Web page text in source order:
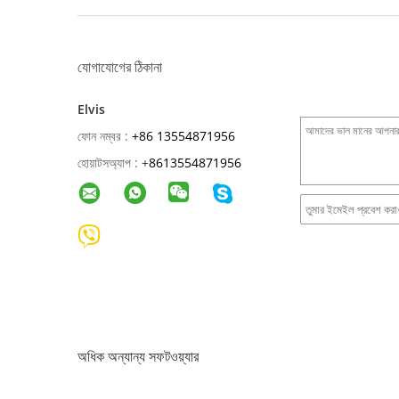
যোগাযোগের ঠিকানা
Elvis
ফোন নম্বর : +86 13554871956
হোয়াটসঅ্যাপ : +8613554871956
অধিক অন্যান্য সফটওয়্যার